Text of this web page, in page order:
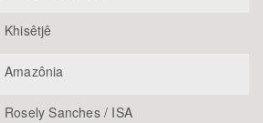
Khisêtjê
Amazônia
Rosely Sanches / ISA